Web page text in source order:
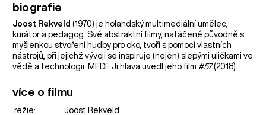
biografie
Joost Rekveld (1970) je holandský multimediální umělec,
kurátor a pedagog. Své abstraktní filmy, natáčené původně s
myšlenkou stvoření hudby pro oko, tvoří s pomocí vlastních
nástrojů, při jejichž vývoji se inspiruje (nejen) slepými uličkami ve
vědě a technologii. MFDF Ji.hlava uvedl jeho film #57(2018).
více o filmu
režie:
Joost Rekveld